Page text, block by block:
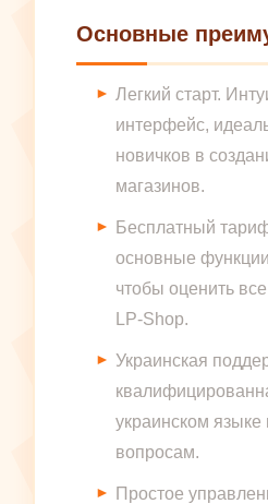
Основные
Легкий старт.
интерфейс,
новичков в
магазинов.
Бесплатный
основные
чтобы оценить
LP-Shop.
Украинская
украинском
вопросам.
Простое